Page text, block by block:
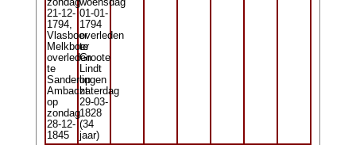
zondag
21-12-
1794,
Vlasboer
Melkboer
overleden
te
Sanderlingen
Ambacht
op
zondag
28-12-
1845
woensdag
01-01-
1794
overleden
te
Groote
Lindt
op
zaterdag
29-03-
1828
(34
jaar)